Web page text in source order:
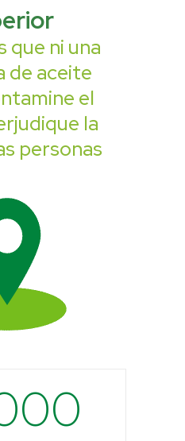
que ni una
de aceite
el
la
personas